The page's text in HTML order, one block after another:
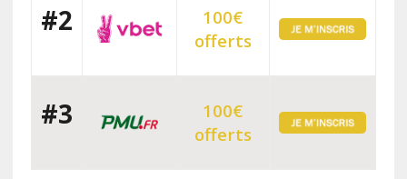
#2
100€
offerts
#3
100€
offerts